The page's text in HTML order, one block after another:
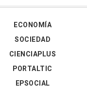
ECONOMÍA
SOCIEDAD
CIENCIAPLUS
PORTALTIC
EPSOCIAL